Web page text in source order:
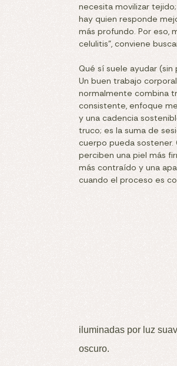
necesita movilizar
hay quien responde
más profundo. Por eso,
celulitis”, conviene
Qué sí suele ayudar
Un buen trabajo
normalmente combina
consistente, enfoque
y una cadencia
truco; es la suma de
cuerpo pueda sostener.
perciben una piel más
más contraído y una
cuando el proceso es